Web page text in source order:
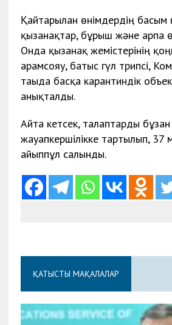
Қайтарылған өнімдердің басым
қызанақтар, бұрыш және арпа
Онда қызанақ жемістерінің
арамсояу, батыс гүл трипсі,
тағыда басқа карантиндік
анықталды.
Айта кетсек, талаптарды бұзған
жауапкершілікке тартылып, 37
айыппұл салынды.
ҚАТЫСТЫ МАҚАЛАЛАР